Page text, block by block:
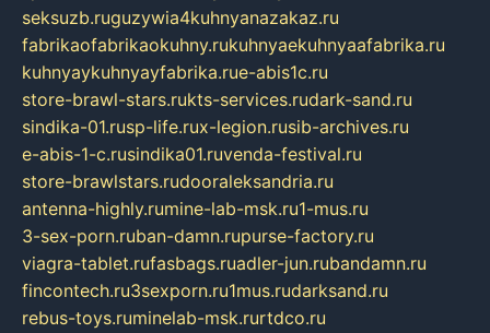
seksuzb.ruguzywia4kuhnyanazakaz.ru
fabrikaofabrikaokuhny.rukuhnyaekuhnyaafabrika.ru
kuhnyaykuhnyayfabrika.rue-abis1c.ru
store-brawl-stars.rukts-services.rudark-sand.ru
sindika-01.rusp-life.rux-legion.rusib-archives.ru
e-abis-1-c.rusindika01.ruvenda-festival.ru
store-brawlstars.rudooraleksandria.ru
antenna-highly.rumine-lab-msk.ru1-mus.ru
3-sex-porn.ruban-damn.rupurse-factory.ru
viagra-tablet.rufasbags.ruadler-jun.rubandamn.ru
fincontech.ru3sexporn.ru1mus.rudarksand.ru
rebus-toys.ruminelab-msk.rurtdco.ru